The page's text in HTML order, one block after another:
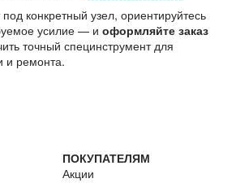
конкретный узел, ориентируйтесь
усилие — и оформляйте заказ
точный специнструмент для
и ремонта.
ПОКУПАТЕЛЯМ
Акции